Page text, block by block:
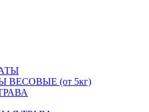
ВЕСОВЫЕ (от 5кг)